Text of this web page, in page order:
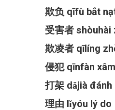
欺负 qīfù bắt
受害者 shòuhài
欺凌者 qīlíng
侵犯 qīnfàn
打架 dǎjià đánh
理由 lǐyóu lý do